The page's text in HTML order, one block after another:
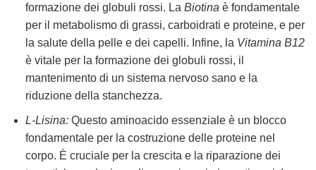
formazione dei globuli rossi. La Biotina è fondamentale
per il metabolismo di grassi, carboidrati e proteine, e per
la salute della pelle e dei capelli. Infine, la Vitamina B12
è vitale per la formazione dei globuli rossi, il
mantenimento di un sistema nervoso sano e la
riduzione della stanchezza.
L-Lisina:Questo aminoacido essenziale è un blocco
fondamentale per la costruzione delle proteine nel
corpo. È cruciale per la crescita e la riparazione dei